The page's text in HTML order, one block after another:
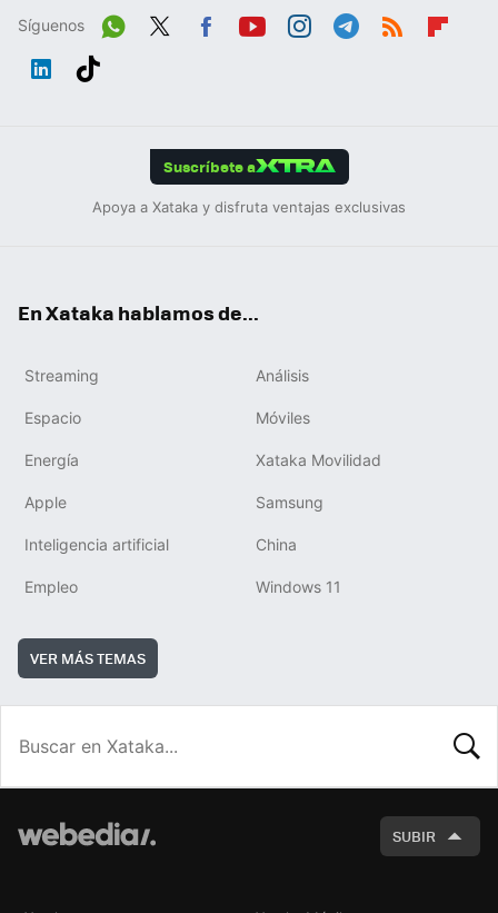
Síguenos
Wh
Suscríbete a
Apoya a Xataka y disfruta ventajas exclusivas
En Xataka hablamos de...
Streaming Análisis
Espacio Móviles
Energía Xataka Movilidad
Apple Samsung
Inteligencia artificial China
Empleo Windows 11
VER MÁS TEMAS
SUBIR